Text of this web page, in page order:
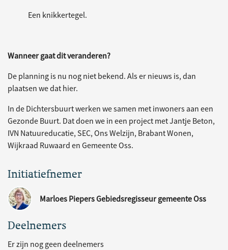
Een knikkertegel.
Wanneer gaat dit veranderen?
De planning is nu nog niet bekend. Als er nieuws is, dan
plaatsen we dat hier.
In de Dichtersbuurt werken we samen met inwoners aan een
Gezonde Buurt. Dat doen we in een project met Jantje Beton,
IVN Natuureducatie, SEC, Ons Welzijn, Brabant Wonen,
Wijkraad Ruwaard en Gemeente Oss.
Initiatiefnemer
Marloes Piepers Gebiedsregisseur gemeente Oss
Deelnemers
Er zijn nog geen deelnemers